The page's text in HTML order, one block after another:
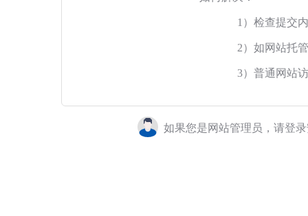
1）检查提交
2）如网站托
3）普通网站
如果您是网站管理员，请登